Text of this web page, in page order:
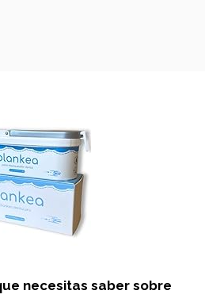
necesitas saber sobre